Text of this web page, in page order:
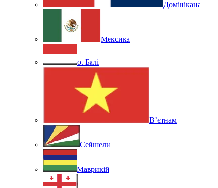
Домінікана
Мексика
о. Балі
В’єтнам
Сейшели
Маврикій